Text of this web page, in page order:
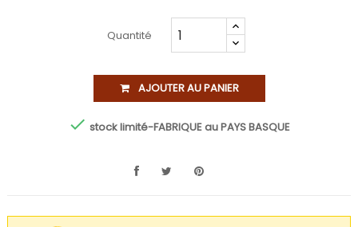
Quantité
AJOUTER AU PANIER
 stock limité-FABRIQUE au PAYS BASQUE